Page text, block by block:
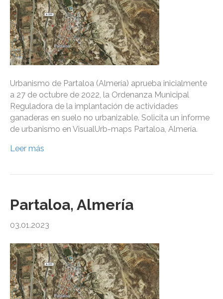
Urbanismo de Partaloa (Almería) aprueba inicialmente
a 27 de octubre de 2022, la Ordenanza Municipal
Reguladora de la implantación de actividades
ganaderas en suelo no urbanizable. Solicita un informe
de urbanismo en VisualUrb-maps Partaloa, Almería.
Leer más
Partaloa, Almería
03.01.2023